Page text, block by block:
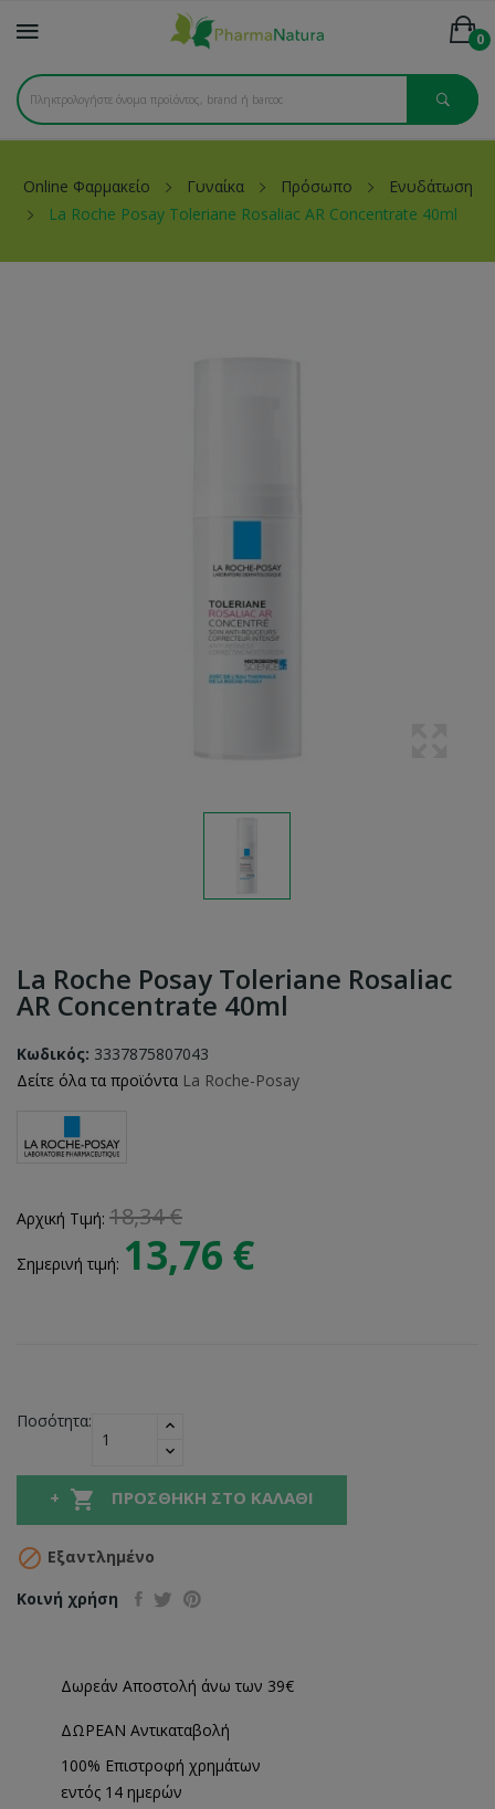
0
Online Φαρμακείο Γυναίκα Πρόσωπο
Ενυδάτωση
La Roche Posay Toleriane Rosaliac AR Concentrate 40ml
La Roche Posay Toleriane Rosaliac
AR Concentrate 40ml
Κωδικός: 3337875807043
Δείτε όλα τα προϊόντα La Roche-Posay
Αρχική Τιμή: 18,34 €
Σημερινή τιμή: 13,76 €
Ποσότητα:
 ΠΡΟΣΘΉΚΗ ΣΤΟ ΚΑΛΆΘΙ
 Εξαντλημένο
Κοινή χρήση
Δωρεάν Αποστολή άνω των 39€
ΔΩΡΕΑΝ Αντικαταβολή
100% Επιστροφή χρημάτων
εντός 14 ημερών